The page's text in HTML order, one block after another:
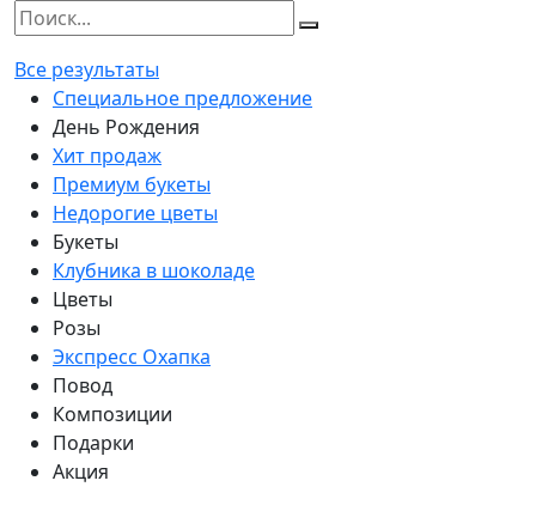
Все результаты
Специальное предложение
День Рождения
Хит продаж
Премиум букеты
Недорогие цветы
Букеты
Клубника в шоколаде
Цветы
Розы
Экспресс Охапка
Повод
Композиции
Подарки
Акция